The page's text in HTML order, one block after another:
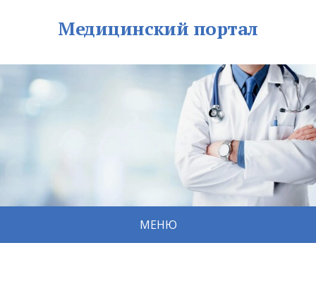
Медицинский портал
МЕНЮ